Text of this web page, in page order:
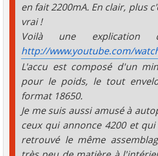
en fait 2200mA. En clair, plus
vrai !
Voilà une explication
http://www.youtube.com/
L'accu est composé d'un
pour le poids, le tout
format 18650.
Je me suis aussi amusé à
ceux qui annonce 4200 et
retrouvé le même